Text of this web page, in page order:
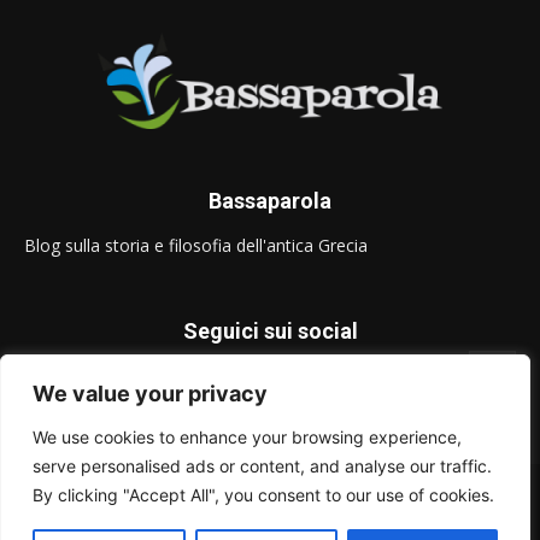
We value your privacy
We use cookies to enhance your browsing experience,
serve personalised ads or content, and analyse our traffic.
By clicking "Accept All", you consent to our use of cookies.
Bassaparola
Blog sulla storia e filosofia dell'antica Grecia
Seguici sui social
© Bassaparola.it 2015-2025
Privacy Policy